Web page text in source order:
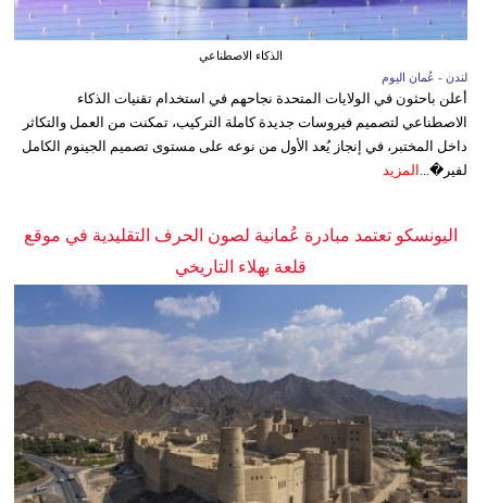
الذكاء الاصطناعي
لندن - عُمان اليوم
أعلن باحثون في الولايات المتحدة نجاحهم في استخدام تقنيات الذكاء
الاصطناعي لتصميم فيروسات جديدة كاملة التركيب، تمكنت من العمل والتكاثر
داخل المختبر، في إنجاز يُعد الأول من نوعه على مستوى تصميم الجينوم الكامل
لفير�... المزيد
اليونسكو تعتمد مبادرة عُمانية لصون الحرف التقليدية في موقع
قلعة بهلاء التاريخي